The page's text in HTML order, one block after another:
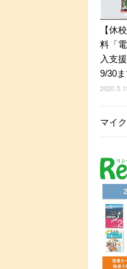
【休
料「
入支
9/30
マイ